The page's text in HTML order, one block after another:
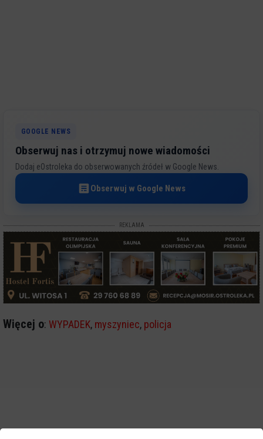
GOOGLE NEWS
Obserwuj nas i otrzymuj nowe wiadomości
Dodaj eOstroleka do obserwowanych źródeł w Google News.
Obserwuj w Google News
REKLAMA
Więcej o: WYPADEK, myszyniec, policja